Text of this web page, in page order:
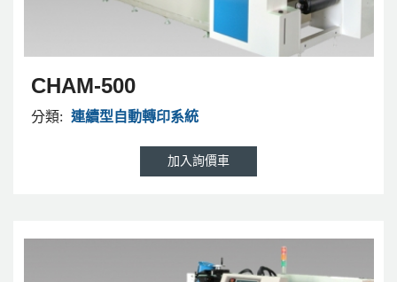
CHAM-500
分類: 連續型自動轉印系統